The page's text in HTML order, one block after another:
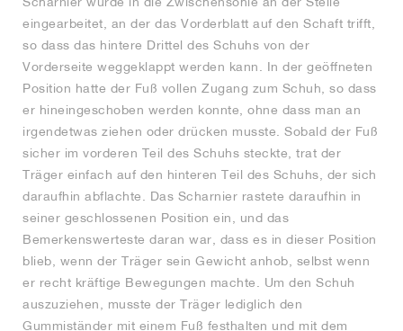
eingearbeitet, an der das Vorderblatt auf den Schaft trifft,
so dass das hintere Drittel des Schuhs von der
Vorderseite weggeklappt werden kann. In der geöffneten
Position hatte der Fuß vollen Zugang zum Schuh, so dass
er hineingeschoben werden konnte, ohne dass man an
irgendetwas ziehen oder drücken musste. Sobald der Fuß
sicher im vorderen Teil des Schuhs steckte, trat der
Träger einfach auf den hinteren Teil des Schuhs, der sich
daraufhin abflachte. Das Scharnier rastete daraufhin in
seiner geschlossenen Position ein, und das
Bemerkenswerteste daran war, dass es in dieser Position
blieb, wenn der Träger sein Gewicht anhob, selbst wenn
er recht kräftige Bewegungen machte. Um den Schuh
auszuziehen, musste der Träger lediglich den
Gummiständer mit einem Fuß festhalten und mit dem